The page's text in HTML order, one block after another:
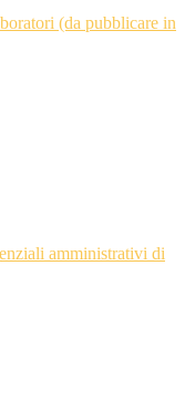
(da pubblicare in
amministrativi di